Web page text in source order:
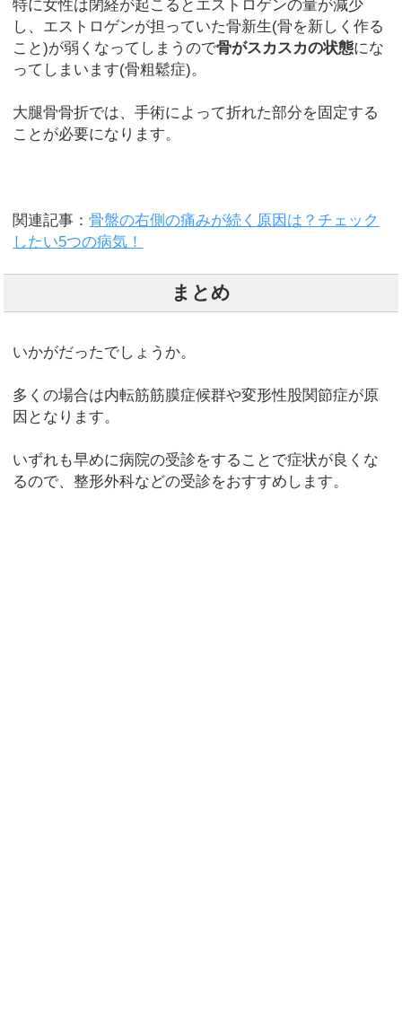
特に女性は閉経が起こるとエストロゲンの量が減少
し、エストロゲンが担っていた骨新生(骨を新しく作る
こと)が弱くなってしまうので骨がスカスカの状態にな
ってしまいます(骨粗鬆症)。
大腿骨骨折では、手術によって折れた部分を固定する
ことが必要になります。
関連記事：骨盤の右側の痛みが続く原因は？チェック
したい5つの病気！
まとめ
いかがだったでしょうか。
多くの場合は内転筋筋膜症候群や変形性股関節症が原
因となります。
いずれも早めに病院の受診をすることで症状が良くな
るので、整形外科などの受診をおすすめします。